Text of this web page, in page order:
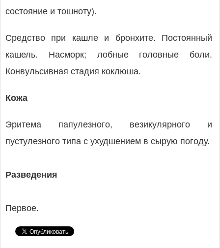
состояние и тошноту).
Средство при кашле и бронхите. Постоянный
кашель. Насморк; лобные головные боли.
Конвульсивная стадия коклюша.
Кожа
Эритема папулезного, везикулярного и
пустулезного типа с ухудшением в сырую погоду.
Разведения
Первое.